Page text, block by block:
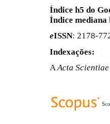
Índice h5 do
Índice mediana
eISSN: 2178-
Indexações:
AActa Scientiae